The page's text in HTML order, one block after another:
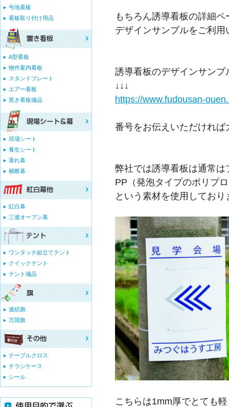
もちろん誘導看板の詳細ペ
デザインサンプルをご利
誘導看板のデザインサンプ
↓↓↓
https://www.fudousan-
番号をお伝えいただければ
弊社では誘導看板は通常
PP（発泡タイプのポリプ
という素材を使用しており
こちらは1mm厚でとても
号地看板
看板取り付け用品
A型看板
物件案内看板
スタンドプレート
エアー看板
置き看板備品
現場シート
養生シート
垂れ幕
横断幕
紅白幕
三連オープン幕
ワンタッチ組立てテント
クイックテント
テント備品
連続旗
万国旗
テーブルクロス
チラシケース
シール